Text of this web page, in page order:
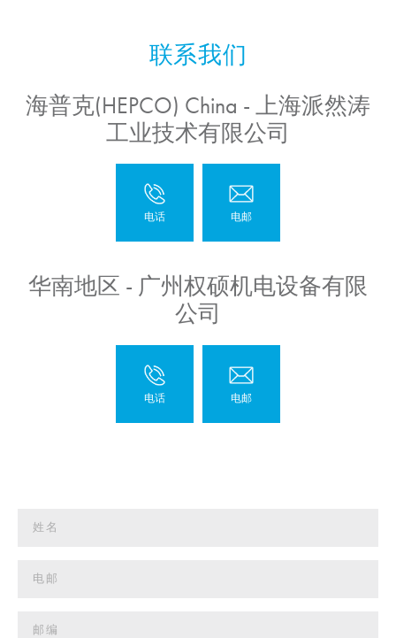
海普克(HEPCO) China - 上海派然涛
工业技术有限公司
华南地区 - 广州权硕机电设备有限
公司